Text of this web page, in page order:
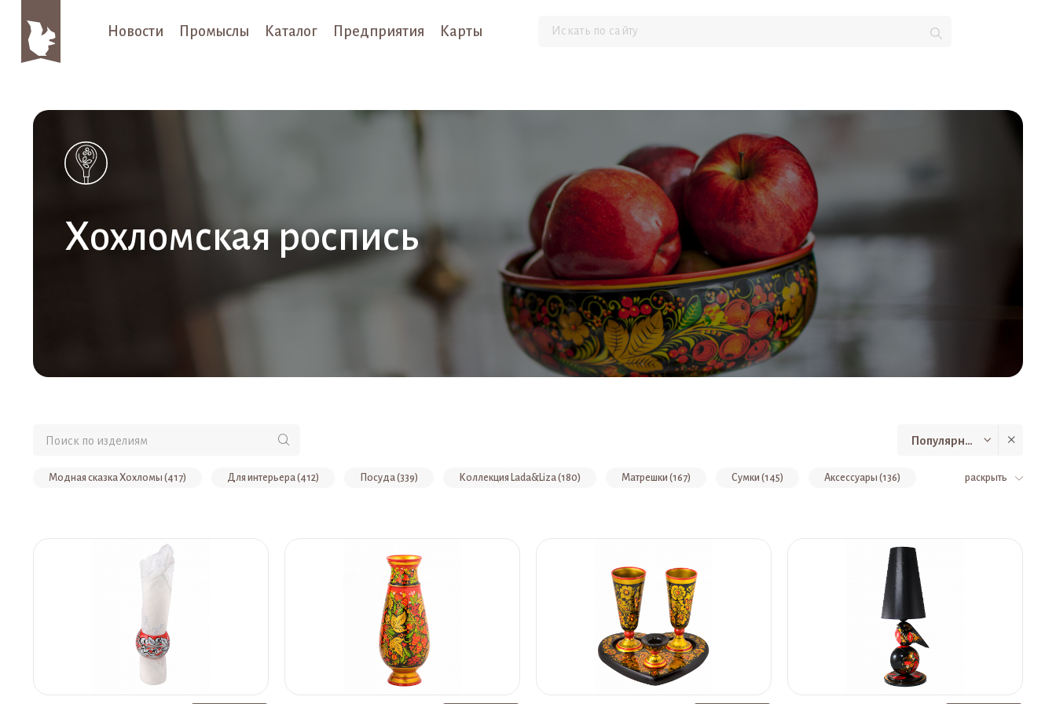
Новости Промыслы Каталог Предприятия Карты
Хохломская роспись
Популярные
раскрыть
Модная сказка Хохломы (417) Для интерьера (412) Посуда (339) Коллекция Lada&Liza (180) Матрешки (167) Сумки (145) Аксессуары (136)
Новогодний ассортимент (42) Сувениры (39)
К Дню защитника Отечества (31) Другое (Бижутерия с миниатюрой) (31) Яйца (29) Часы (28) Иконы (27)
Коллекция "Ретро" (22) Изделия из фарфора и металла (21)
Стулья из массива (21) Бижутерия (19) Кружки (17) Коллекция "Вьюнок" (16) Детская мебель Модерн (16)
Матрешки "Времена года" (15) Счетный материал (14) Елочные игрушки (13) Конфетницы (12)